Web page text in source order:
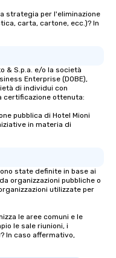
strategia per l'eliminazione
carta, cartone, ecc.)? In
& S.p.a. e/o la società
Enterprise (DOBE),
di individui con
certificazione ottenuta:
pubblica di Hotel Mioni
in materia di
state definite in base ai
organizzazioni pubbliche o
utilizzate per
le aree comuni e le
le sale riunioni, i
In caso affermativo,